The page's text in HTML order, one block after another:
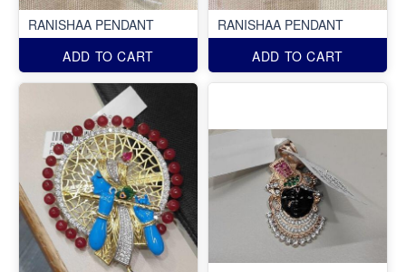
RANISHAA PENDANT
ADD TO CART
RANISHAA PENDANT
ADD TO CART